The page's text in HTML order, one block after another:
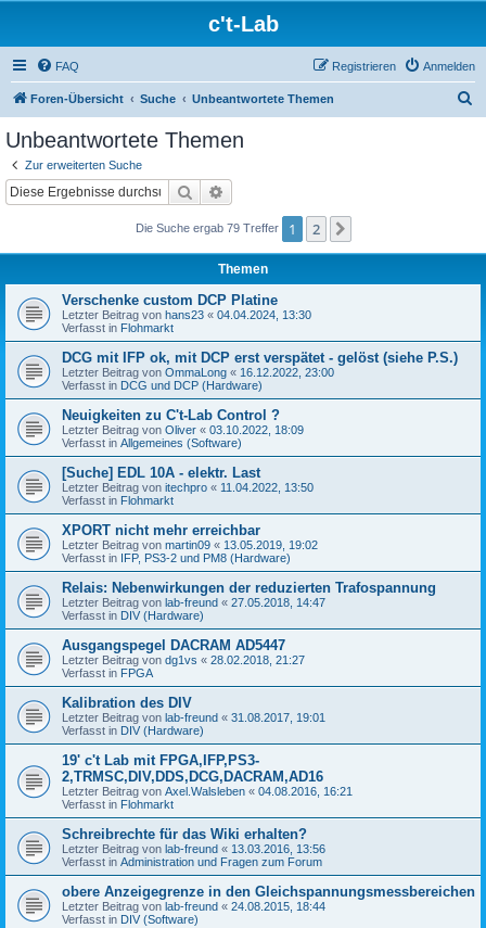
c't-Lab
FAQ Anmelden
Registrieren
Foren-Übersicht Suche Unbeantwortete Themen
Unbeantwortete Themen
Zur erweiterten Suche
Suche
Die Suche ergab 79 Treffer 1 2
Themen
Verschenke custom DCP Platine
Letzter Beitrag von hans23 « 04.04.2024, 13:30
Verfasst in Flohmarkt
DCG mit IFP ok, mit DCP erst verspätet - gelöst (siehe P.S.)
Letzter Beitrag von OmmaLong « 16.12.2022, 23:00
Verfasst in DCG und DCP (Hardware)
Neuigkeiten zu C't-Lab Control ?
Letzter Beitrag von Oliver « 03.10.2022, 18:09
Verfasst in Allgemeines (Software)
[Suche] EDL 10A - elektr. Last
Letzter Beitrag von itechpro « 11.04.2022, 13:50
Verfasst in Flohmarkt
XPORT nicht mehr erreichbar
Letzter Beitrag von martin09 « 13.05.2019, 19:02
Verfasst in IFP, PS3-2 und PM8 (Hardware)
Relais: Nebenwirkungen der reduzierten Trafospannung
Letzter Beitrag von lab-freund « 27.05.2018, 14:47
Verfasst in DIV (Hardware)
Ausgangspegel DACRAM AD5447
Letzter Beitrag von dg1vs « 28.02.2018, 21:27
Verfasst in FPGA
Kalibration des DIV
Letzter Beitrag von lab-freund « 31.08.2017, 19:01
Verfasst in DIV (Hardware)
19' c't Lab mit FPGA,IFP,PS3-
2,TRMSC,DIV,DDS,DCG,DACRAM,AD16
Letzter Beitrag von Axel.Walsleben « 04.08.2016, 16:21
Verfasst in Flohmarkt
Schreibrechte für das Wiki erhalten?
Letzter Beitrag von lab-freund « 13.03.2016, 13:56
Verfasst in Administration und Fragen zum Forum
obere Anzeigegrenze in den Gleichspannungsmessbereichen
Letzter Beitrag von lab-freund « 24.08.2015, 18:44
Verfasst in DIV (Software)